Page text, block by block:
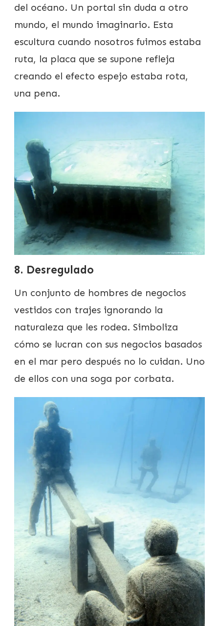
del océano. Un portal sin duda a otro
mundo, el mundo imaginario. Esta
escultura cuando nosotros fuimos estaba
ruta, la placa que se supone refleja
creando el efecto espejo estaba rota,
una pena.
8. Desregulado
Un conjunto de hombres de negocios
vestidos con trajes ignorando la
naturaleza que les rodea. Simboliza
cómo se lucran con sus negocios basados
en el mar pero después no lo cuidan. Uno
de ellos con una soga por corbata.